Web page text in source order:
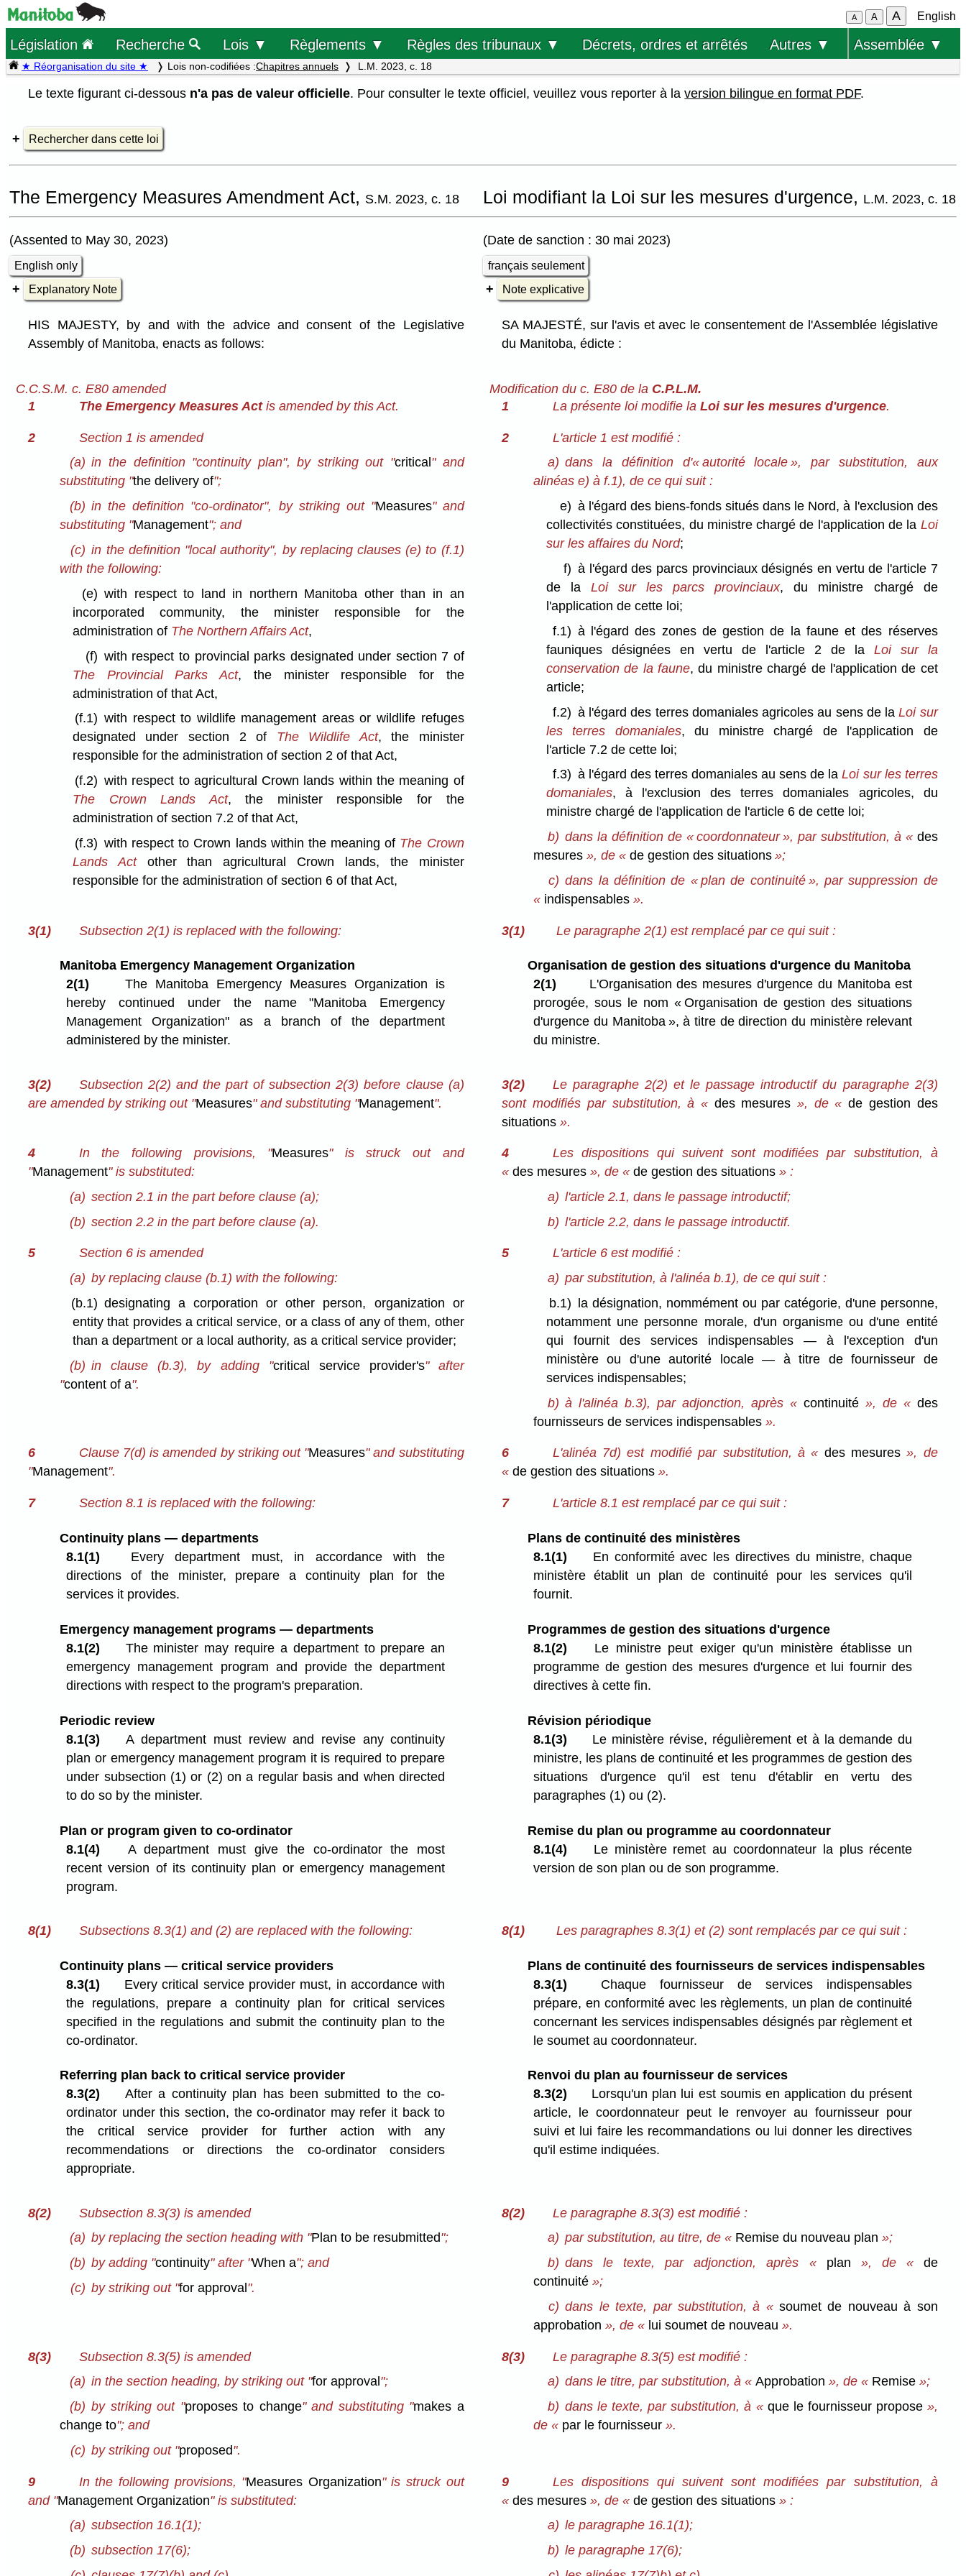
A A A English
Législation Recherche Lois ▼ Règlements ▼ Règles des tribunaux ▼ Décrets, ordres et arrêtés Autres ▼ Assemblée ▼
★ Réorganisation du site ★ Lois non-codifiées :Chapitres annuels L.M. 2023, c. 18
Le texte figurant ci-dessous n'a pas de valeur officielle. Pour consulter le texte officiel, veuillez vous reporter à laversion bilingue en format PDF.
Rechercher dans cette loi
The Emergency Measures Amendment Act, S.M. 2023, c. 18 Loi modifiant la Loi sur les mesures d'urgence, L.M. 2023, c. 18
(Assented to May 30, 2023) (Date de sanction : 30 mai 2023)
English only
français seulement
Explanatory Note
Note explicative
HIS MAJESTY, by and with the advice and consent of the Legislative
Assembly of Manitoba, enacts as follows:
SA MAJESTÉ, sur l'avis et avec le consentement de l'Assemblée législative
du Manitoba, édicte :
C.C.S.M. c. E80 amended
1
The Emergency Measures Actis amended by this Act.
Modification du c. E80 de la C.P.L.M.
1
La présente loi modifie la Loi sur les mesures d'urgence.
2
Section 1 is amended
(a) in the definition "continuity plan", by striking out "critical " and
substituting "the delivery of";
(b) in the definition "co-ordinator", by striking out "Measures" and
substituting "Management"; and
(c) in the definition "local authority", by replacing clauses (e) to (f.1)
with the following:
(e) with respect to land in northern Manitoba other than in an
incorporated community, the minister responsible for the
administration of The Northern Affairs Act,
(f) with respect to provincial parks designated under section 7 of
The Provincial Parks Act, the minister responsible for the
administration of that Act,
(f.1) with respect to wildlife management areas or wildlife refuges
designated under section 2 of The Wildlife Act, the minister
responsible for the administration of section 2 of that Act,
(f.2) with respect to agricultural Crown lands within the meaning of
The Crown Lands Act, the minister responsible for the
administration of section 7.2 of that Act,
(f.3) with respect to Crown lands within the meaning of The Crown
Lands Act other than agricultural Crown lands, the minister
responsible for the administration of section 6 of that Act,
2
L'article 1 est modifié :
a) dans la définition d'« autorité locale », par substitution, aux
alinéas e) à f.1), de ce qui suit :
e) à l'égard des biens-fonds situés dans le Nord, à l'exclusion des
collectivités constituées, du ministre chargé de l'application de la Loi
sur les affaires du Nord;
f) à l'égard des parcs provinciaux désignés en vertu de l'article 7
de laLoi sur les parcs provinciaux, du ministre chargé de
l'application de cette loi;
f.1) à l'égard des zones de gestion de la faune et des réserves
fauniques désignées en vertu de l'article 2 de la Loi sur la
conservation de la faune, du ministre chargé de l'application de cet
article;
f.2) à l'égard des terres domaniales agricoles au sens de laLoi sur
les terres domaniales, du ministre chargé de l'application de
l'article 7.2 de cette loi;
f.3) à l'égard des terres domaniales au sens de laLoi sur les terres
domaniales, à l'exclusion des terres domaniales agricoles, du
ministre chargé de l'application de l'article 6 de cette loi;
b) dans la définition de « coordonnateur », par substitution, à «des
mesures», de « de gestion des situations »;
c) dans la définition de « plan de continuité », par suppression de
« indispensables».
3(1) Subsection 2(1) is replaced with the following: 3(1) Le paragraphe 2(1) est remplacé par ce qui suit :
Manitoba Emergency Management Organization
2(1)
The Manitoba Emergency Measures Organization is
hereby continued under the name "Manitoba Emergency
Management Organization" as a branch of the department
administered by the minister.
Organisation de gestion des situations d'urgence du Manitoba
2(1)
L'Organisation des mesures d'urgence du Manitoba est
prorogée, sous le nom « Organisation de gestion des situations
d'urgence du Manitoba », à titre de direction du ministère relevant
du ministre.
3(2)
Subsection 2(2) and the part of subsection 2(3) before clause (a)
are amended by striking out "Measures" and substituting "Management".
3(2)
Le paragraphe 2(2) et le passage introductif du paragraphe 2(3)
sont modifiés par substitution, à «des mesures», de « de gestion des
situations».
4 In the following provisions, "Measures" is struck out and
"Management" is substituted:
(a) section 2.1 in the part before clause (a);
(b) section 2.2 in the part before clause (a).
4
Les dispositions qui suivent sont modifiées par substitution, à
« des mesures», de « de gestion des situations» :
a) l'article 2.1, dans le passage introductif;
b) l'article 2.2, dans le passage introductif.
5
Section 6 is amended
(a) by replacing clause (b.1) with the following:
(b.1) designating a corporation or other person, organization or
entity that provides a critical service, or a class of any of them, other
than a department or a local authority, as a critical service provider;
(b) in clause (b.3), by adding "critical service provider's" after
"content of a".
5
L'article 6 est modifié :
a) par substitution, à l'alinéa b.1), de ce qui suit :
b.1)
la désignation, nommément ou par catégorie, d'une personne,
notamment une personne morale, d'un organisme ou d'une entité
qui fournit des services indispensables — à l'exception d'un
ministère ou d'une autorité locale — à titre de fournisseur de
services indispensables;
b) à l'alinéa b.3), par adjonction, après «continuité », de «des
fournisseurs de services indispensables».
6 Clause 7(d) is amended by striking out "Measures" and substituting
"Management".
6 L'alinéa 7d) est modifié par substitution, à « des mesures», de
« de gestion des situations».
7 Section 8.1 is replaced with the following: 7 L'article 8.1 est remplacé par ce qui suit :
Continuity plans — departments
8.1(1)
Every department must, in accordance with the
directions of the minister, prepare a continuity plan for the
services it provides.
Plans de continuité des ministères
8.1(1)
En conformité avec les directives du ministre, chaque
ministère établit un plan de continuité pour les services qu'il
fournit.
Emergency management programs — departments
8.1(2)
The minister may require a department to prepare an
emergency management program and provide the department
directions with respect to the program's preparation.
Programmes de gestion des situations d'urgence
8.1(2)
Le ministre peut exiger qu'un ministère établisse un
programme de gestion des mesures d'urgence et lui fournir des
directives à cette fin.
Periodic review
8.1(3)
A department must review and revise any continuity
plan or emergency management program it is required to prepare
under subsection (1) or (2) on a regular basis and when directed
to do so by the minister.
Révision périodique
8.1(3)
Le ministère révise, régulièrement et à la demande du
ministre, les plans de continuité et les programmes de gestion des
situations d'urgence qu'il est tenu d'établir en vertu des
paragraphes (1) ou (2).
Plan or program given to co-ordinator
8.1(4)
A department must give the co-ordinator the most
recent version of its continuity plan or emergency management
program.
Remise du plan ou programme au coordonnateur
8.1(4)
Le ministère remet au coordonnateur la plus récente
version de son plan ou de son programme.
8(1) Subsections 8.3(1) and (2) are replaced with the following: 8(1) Les paragraphes 8.3(1) et (2) sont remplacés par ce qui suit :
Continuity plans — critical service providers
8.3(1)
Every critical service provider must, in accordance with
the regulations, prepare a continuity plan for critical services
specified in the regulations and submit the continuity plan to the
co-ordinator.
Plans de continuité des fournisseurs de services indispensables
8.3(1)
Chaque fournisseur de services indispensables
prépare, en conformité avec les règlements, un plan de continuité
concernant les services indispensables désignés par règlement et
le soumet au coordonnateur.
Referring plan back to critical service provider
8.3(2)
After a continuity plan has been submitted to the co-
ordinator under this section, the co-ordinator may refer it back to
the critical service provider for further action with any
recommendations or directions the co-ordinator considers
appropriate.
Renvoi du plan au fournisseur de services
8.3(2)
Lorsqu'un plan lui est soumis en application du présent
article, le coordonnateur peut le renvoyer au fournisseur pour
suivi et lui faire les recommandations ou lui donner les directives
qu'il estime indiquées.
8(2)
Subsection 8.3(3) is amended
(a) by replacing the section heading with "Plan to be resubmitted";
(b) by adding "continuity" after "When a"; and
(c) by striking out "for approval ".
8(2)
Le paragraphe 8.3(3) est modifié :
a) par substitution, au titre, de « Remise du nouveau plan»;
b) dans le texte, par adjonction, après «plan », de «de
continuité»;
c) dans le texte, par substitution, à «soumet de nouveau à son
approbation», de « lui soumet de nouveau».
8(3)
Subsection 8.3(5) is amended
(a) in the section heading, by striking out "for approval ";
(b) by striking out "proposes to change" and substituting "makes a
change to"; and
(c) by striking out "proposed".
8(3)
Le paragraphe 8.3(5) est modifié :
a) dans le titre, par substitution, à « Approbation», de « Remise»;
b) dans le texte, par substitution, à «que le fournisseur propose »,
de « par le fournisseur».
9 In the following provisions, "Measures Organization" is struck out
and "Management Organization" is substituted:
(a) subsection 16.1(1);
(b) subsection 17(6);
9
Les dispositions qui suivent sont modifiées par substitution, à
« des mesures», de « de gestion des situations» :
a) le paragraphe 16.1(1);
b) le paragraphe 17(6);